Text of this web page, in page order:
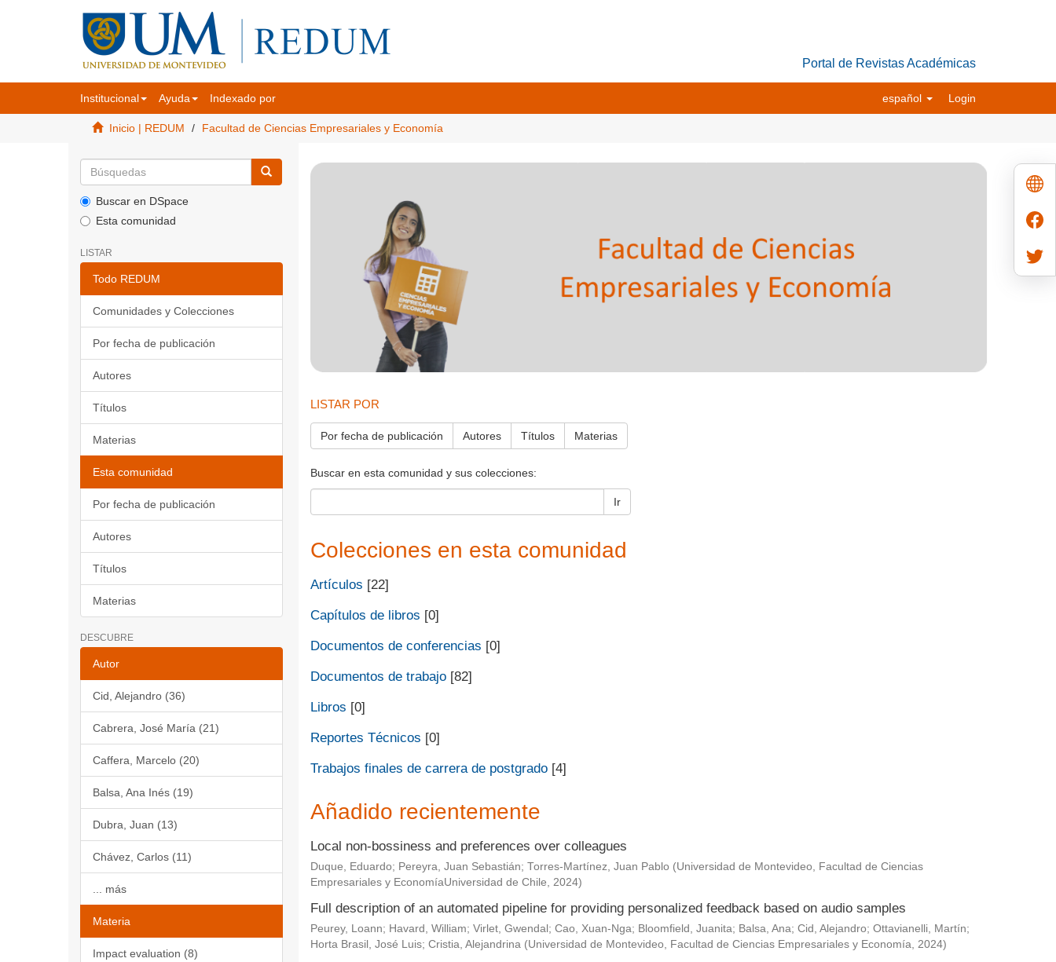
Portal de Revistas Académicas
Institucional Ayuda Indexado por español Login
Inicio | REDUM Facultad de Ciencias Empresariales y Economía
Buscar en DSpace
Esta comunidad
LISTAR
Todo REDUM
Comunidades y Colecciones
Por fecha de publicación
Autores
Títulos
Materias
Esta comunidad
Por fecha de publicación
Autores
Títulos
Materias
DESCUBRE
Autor
Cid, Alejandro (36)
Cabrera, José María (21)
Caffera, Marcelo (20)
Balsa, Ana Inés (19)
Dubra, Juan (13)
Chávez, Carlos (11)
... más
Materia
Impact evaluation (8)
LISTAR POR
Por fecha de publicación Autores Títulos Materias
Buscar en esta comunidad y sus colecciones:
Ir
Colecciones en esta comunidad
Artículos [22]
Capítulos de libros [0]
Documentos de conferencias [0]
Documentos de trabajo[82]
Libros [0]
Reportes Técnicos [0]
Trabajos finales de carrera de postgrado[4]
Añadido recientemente
Local non-bossiness and preferences over colleagues
Duque, Eduardo; Pereyra, Juan Sebastián; Torres-Martínez, Juan Pablo (Universidad de Montevideo, Facultad de Ciencias
Empresariales y EconomíaUniversidad de Chile, 2024)
Full description of an automated pipeline for providing personalized feedback based on audio samples
Peurey, Loann; Havard, William; Virlet, Gwendal ; Cao, Xuan-Nga; Bloomfield, Juanita; Balsa, Ana; Cid, Alejandro; Ottavianelli, Martín;
Horta Brasil, José Luis; Cristia, Alejandrina (Universidad de Montevideo, Facultad de Ciencias Empresariales y Economía, 2024)